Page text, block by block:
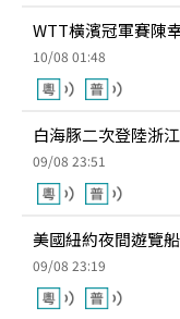
WTT橫濱冠軍賽陳
10/08 01:48
白海豚二次登陸浙
09/08 23:51
美國紐約夜間遊覽
09/08 23:19